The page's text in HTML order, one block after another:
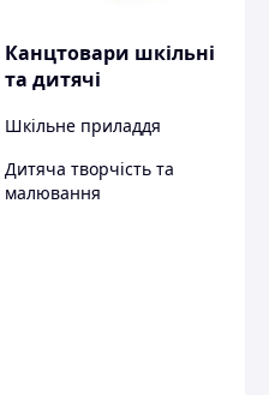
Канцтовари шкільні
та дитячі
Шкільне приладдя
Дитяча творчість та
малювання